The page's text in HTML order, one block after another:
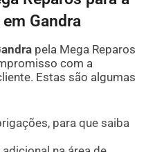
Gandra
pela Mega Reparos
com a
Estas são algumas
para que saiba